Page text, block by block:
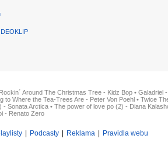
Rockin´ Around The Christmas Tree - Kidz Bop • Galadriel
to Where the Tea-Trees Are - Peter Von Poehl • Twice
- Sonata Arctica • The power of love po (2) - Diana
- Renato Zero
Podcasty Reklama Pravidla webu